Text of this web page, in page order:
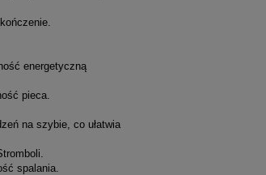
energetyczną
pieca.
na szybie, co ułatwia
spalania.